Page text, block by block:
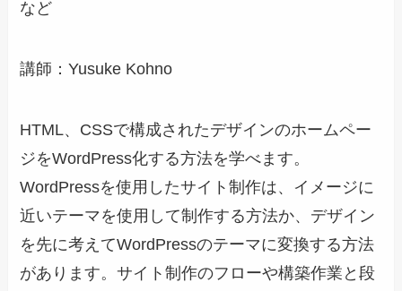
など
講師：Yusuke Kohno
HTML、CSSで構成されたデザインのホームペー
ジをWordPress化する方法を学べます。
WordPressを使用したサイト制作は、イメージに
近いテーマを使用して制作する方法か、デザイン
を先に考えてWordPressのテーマに変換する方法
があります。サイト制作のフローや構築作業と段